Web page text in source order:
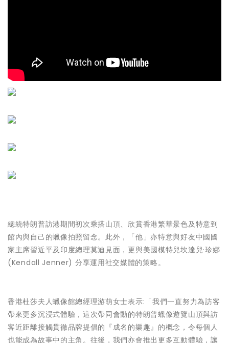
總統特朗普訪港期間初次乘搭山頂、欣賞香港繁華景色及特意到
館內與自己的蠟像拍照留念。此外，「他」亦特意與好友中國國
家主席習近平及印度總理莫迪見面，更與美國模特兒坎達兒·珍娜
(Kendall Jenner) 分享運用社交媒體的策略。
香港杜莎夫人蠟像館總經理游萌女士表示:「我們一直努力為訪客
帶來更多沉浸式體驗，這次帶同會動的特朗普蠟像遊覽山頂與訪
客近距離接觸貫徹品牌提倡的『成名的樂趣』的概念，令每個人
也能成為故事中的主角。往後，我們亦會推出更多互動體驗，讓